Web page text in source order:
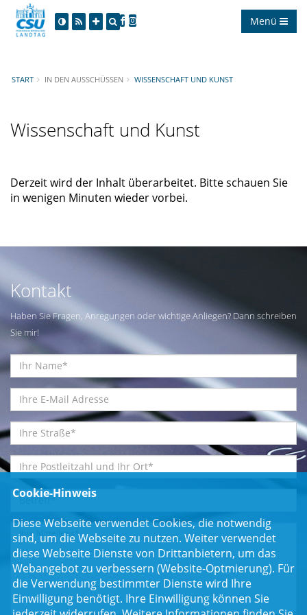
Menü
START IN DEN AUSSCHÜSSEN WISSENSCHAFT UND KUNST
Wissenschaft und Kunst
Derzeit wird der Inhalt überarbeitet. Bitte schauen Sie
in wenigen Minuten wieder vorbei.
Kontakt
Haben Sie Fragen, Anregungen oder wichtige Anliegen? Dann schreiben
Sie mir!
Cookie-Hinweis
Diese Webseite verwendet Cookies, die notwendig
sind, um die Webseite zu nutzen. Weiter verwendet
diese Webseite Dienste von Drittanbietern, um das
Webangebot zu verbessern (Website-Optmierung). Für
die Verwendung bestimmter Dienste wird Ihre
Einwilligung benötigt. Ihre Einwilligung können Sie